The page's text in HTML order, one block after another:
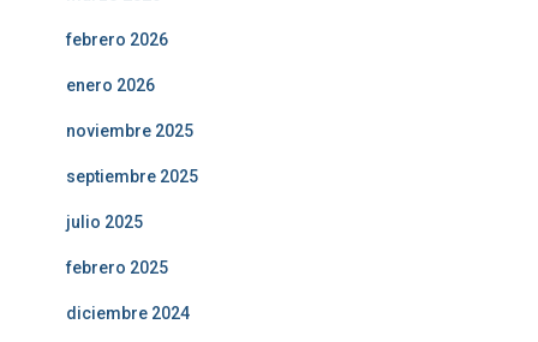
febrero 2026
enero 2026
noviembre 2025
septiembre 2025
julio 2025
febrero 2025
diciembre 2024